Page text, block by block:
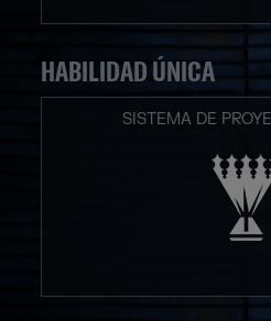
HABILIDAD ÚNICA
SISTEMA DE